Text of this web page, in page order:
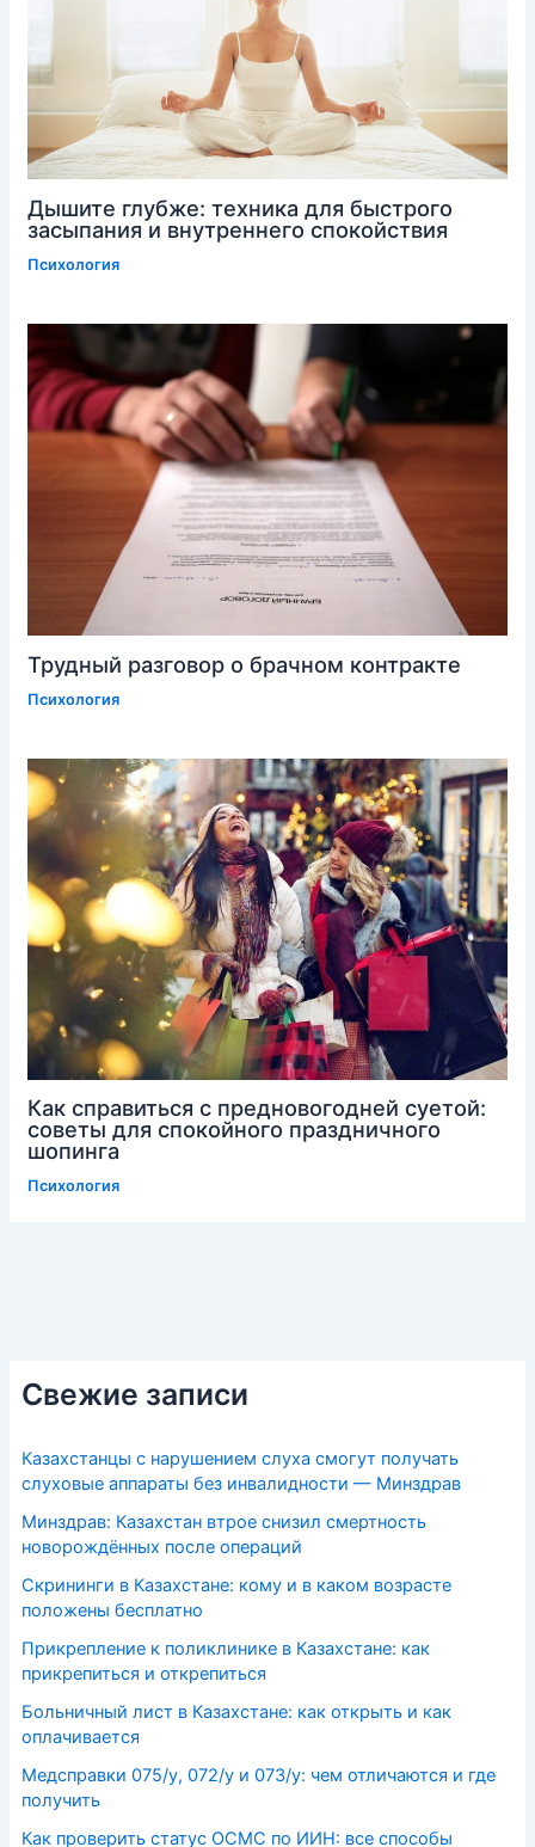
Дышите глубже: техника для быстрого
засыпания и внутреннего спокойствия
Психология
Трудный разговор о брачном контракте
Психология
Как справиться с предновогодней суетой:
советы для спокойного праздничного
шопинга
Психология
Свежие записи
Казахстанцы с нарушением слуха смогут получать
слуховые аппараты без инвалидности — Минздрав
Минздрав: Казахстан втрое снизил смертность
новорождённых после операций
Скрининги в Казахстане: кому и в каком возрасте
положены бесплатно
Прикрепление к поликлинике в Казахстане: как
прикрепиться и открепиться
Больничный лист в Казахстане: как открыть и как
оплачивается
Медсправки 075/у, 072/у и 073/у: чем отличаются и где
получить
Как проверить статус ОСМС по ИИН: все способы